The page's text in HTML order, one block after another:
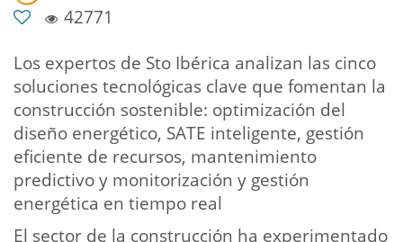
42771
Los expertos de Sto Ibérica analizan las cinco
soluciones tecnológicas clave que fomentan la
construcción sostenible: optimización del
diseño energético, SATE inteligente, gestión
eficiente de recursos, mantenimiento
predictivo y monitorización y gestión
energética en tiempo real
El sector de la construcción ha experimentado